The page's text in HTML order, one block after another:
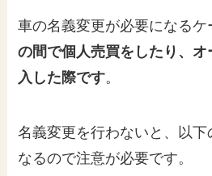
車の名義変更が必要になるケ
の間で個人売買をしたり、
入した際です。
名義変更を行わないと、以
なるので注意が必要です。